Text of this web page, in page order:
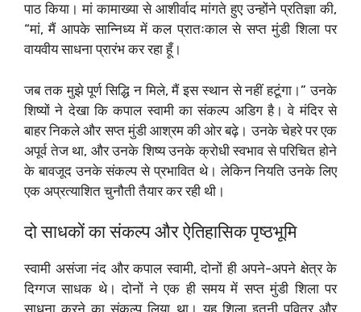
पाठ किया। मां कामाख्या से आशीर्वाद मांगते हुए उन्होंने प्रतिज्ञा की,
“मां, मैं आपके सान्निध्य में कल प्रातःकाल से सप्त मुंडी शिला पर
वायवीय साधना प्रारंभ कर रहा हूँ।
जब तक मुझे पूर्ण सिद्धि न मिले, मैं इस स्थान से नहीं हटूंगा।” उनके
शिष्यों ने देखा कि कपाल स्वामी का संकल्प अडिग है। वे मंदिर से
बाहर निकले और सप्त मुंडी आश्रम की ओर बढ़े। उनके चेहरे पर एक
अपूर्व तेज था, और उनके शिष्य उनके क्रोधी स्वभाव से परिचित होने
के बावजूद उनके संकल्प से प्रभावित थे। लेकिन नियति उनके लिए
एक अप्रत्याशित चुनौती तैयार कर रही थी।
दो साधकों का संकल्प और ऐतिहासिक पृष्ठभूमि
स्वामी असंजा नंद और कपाल स्वामी, दोनों ही अपने-अपने क्षेत्र के
दिग्गज साधक थे। दोनों ने एक ही समय में सप्त मुंडी शिला पर